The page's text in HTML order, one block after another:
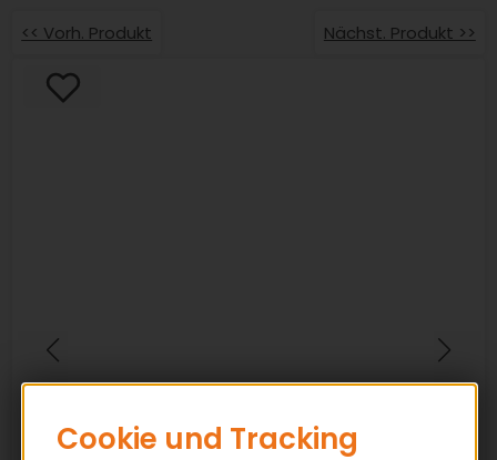
<< Vorh. Produkt Nächst. Produkt >>
Cookie und Tracking